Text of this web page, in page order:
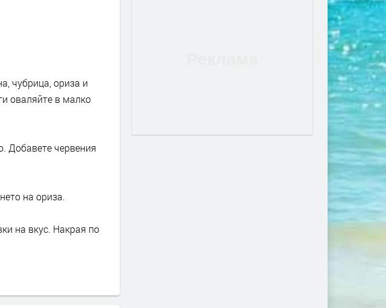
чубрица, ориза и
оваляйте в малко
Добавете червения
на ориза.
на вкус. Накрая по